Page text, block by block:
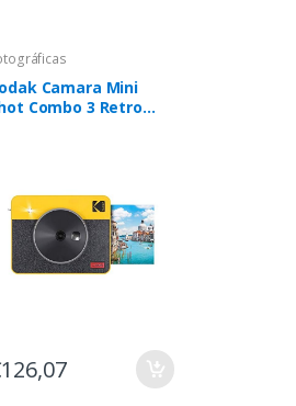
Camara Mini
Combo 3 Retro